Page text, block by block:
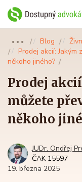
●●● Blog
Prodej akcií: Jakým
někoho jiného?
Prodej
můžete
někoho
JUDr. Ondřej
ČAK 15597
19. března 2025